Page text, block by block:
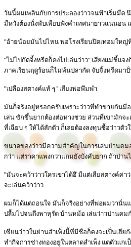
วันนี้ผมเพลินกับการประลองว่าวจนฟ้าเริ่มมืด
มีหวังต้องนั่งพับเพียบฟังคำเทศนายาวแน่นอน
"อ้ายน้อยมันไปไหน พอโรงเรียนปิดเทอมใหญ่
"ไม่ไปกัดจิ้งหรีดก็คงไปเล่นว่าว" เสียงแม่ชี้แ
ภาคเรียนฤดูร้อนก็ไม่พ้นปลากัด จับจิ้งหรีดมา
"เปลืองสตางค์แท้ ๆ" เสียงพ่อพึมพำ
มันก็จริงอยู่หรอกครับเพราะว่าวที่ทำขายกันมี
เล่น ชักขึ้นยากต้องต่อหางช่วย ส่วนที่เขามักจ
ที่เฉียบ ๆ ให้ได้สักตัว ก็เลยต้องลงทุนซื้อว่าวตั
ขนาดของว่าวมีความสำคัญในการเล่นป่านค
กว่า แต่ราคาแพงกว่าแถมยังบังคับยาก ถ้าป่า
"มันจะคว้าว่าวใครเขาได้ฮึ มีแต่เสียสตางค์ค่
จะเล่นคว้าว่าว
ผมก็ได้แต่ถอนใจ มันก็จริงอย่างที่พ่อผมว่านั่นแ
ปลื้มไปจนถึงพาหุรัด บ้านหม้อ เล่นว่าวป่านคม
เซียนว่าวในย่านสำเพ็งนี้ที่มีชื่อก็คงจะเป็นเฮีย
ทำกิจการช่างทองอยู่ในตลาดสำเพ็ง แต่ตัวแก